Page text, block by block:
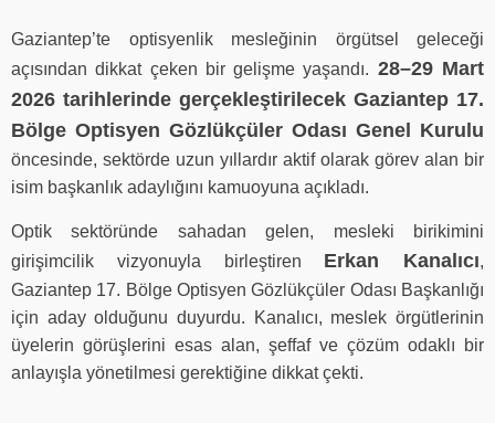
Gaziantep’te optisyenlik mesleğinin örgütsel geleceği
açısından dikkat çeken bir gelişme yaşandı. 28–29 Mart
2026 tarihlerinde gerçekleştirilecek Gaziantep 17.
Bölge Optisyen Gözlükçüler Odası Genel Kurulu
öncesinde, sektörde uzun yıllardır aktif olarak görev alan bir
isim başkanlık adaylığını kamuoyuna açıkladı.
Optik sektöründe sahadan gelen, mesleki birikimini
girişimcilik vizyonuyla birleştiren Erkan Kanalıcı,
Gaziantep 17. Bölge Optisyen Gözlükçüler Odası Başkanlığı
için aday olduğunu duyurdu. Kanalıcı, meslek örgütlerinin
üyelerin görüşlerini esas alan, şeffaf ve çözüm odaklı bir
anlayışla yönetilmesi gerektiğine dikkat çekti.